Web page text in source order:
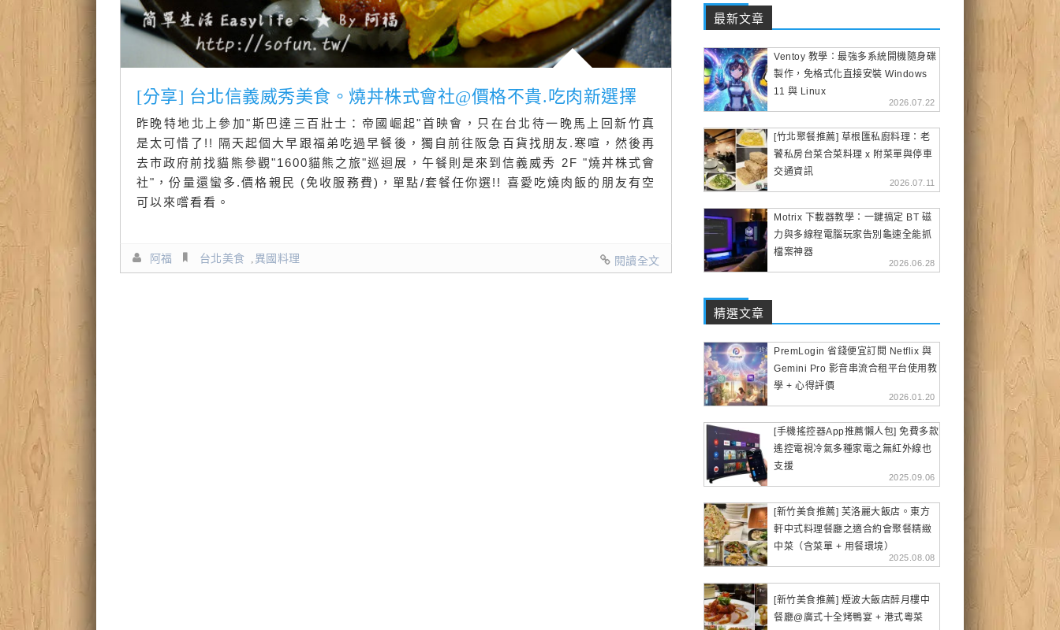
[分享] 台北信義威秀美食。燒丼株式會社@價格不貴.吃肉新選擇
昨晚特地北上參加"斯巴達三百壯士：帝國崛起"首映會，只在台北待一晚馬上回新竹真
是太可惜了!! 隔天起個大早跟福弟吃過早餐後，獨自前往阪急百貨找朋友.寒喧，然後再
去市政府前找貓熊參觀"1600貓熊之旅"巡迴展，午餐則是來到信義威秀 2F "燒丼株式會
社"，份量還蠻多.價格親民 (免收服務費)，單點/套餐任你選!! 喜愛吃燒肉飯的朋友有空
可以來嚐看看。
阿福 台北美食 異國料理 閱讀全文
最新文章
Ventoy 教學：最強多系統開機隨身碟
製作，免格式化直接安裝 Windows
11 與 Linux
2026.07.22
[竹北聚餐推薦] 草根匯私廚料理：老
饕私房台菜合菜料理 x 附菜單與停車
交通資訊
2026.07.11
Motrix 下載器教學：一鍵搞定 BT 磁
力與多線程電腦玩家告別龜速全能抓
檔案神器
2026.06.28
精選文章
PremLogin 省錢便宜訂閱 Netflix 與
Gemini Pro 影音串流合租平台使用教
學 + 心得評價
2026.01.20
[手機搖控器App推薦懶人包] 免費多款
遙控電視冷氣多種家電之無紅外線也
支援
2025.09.06
[新竹美食推薦] 芙洛麗大飯店。東方
軒中式料理餐廳之適合約會聚餐精緻
中菜（含菜單 + 用餐環境）
2025.08.08
[新竹美食推薦] 煙波大飯店醉月樓中
餐廳@廣式十全烤鴨宴 + 港式粵菜